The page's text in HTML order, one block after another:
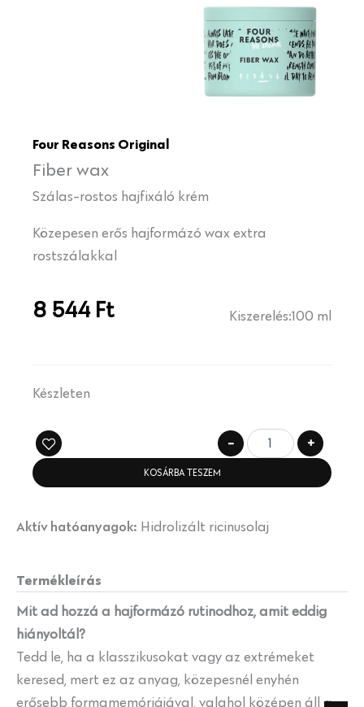
Four Reasons Original
Fiber wax
Szálas-rostos hajfixáló krém
Közepesen erős hajformázó wax extra
rostszálakkal
8 544 Ft Kiszerelés:100 ml
Készleten
- +
KOSÁRBA TESZEM
Aktív hatóanyagok: Hidrolizált ricinusolaj
Termékleírás
Mit ad hozzá a hajformázó rutinodhoz, amit eddig
hiányoltál?
Tedd le, ha a klasszikusokat vagy az extrémeket
keresed, mert ez az anyag, közepesnél enyhén
erősebb formamemóriájával, valahol középen áll a